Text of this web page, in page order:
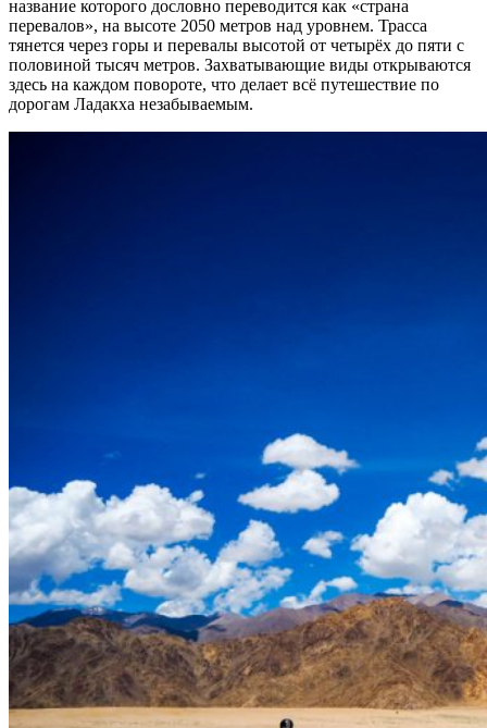
название которого дословно переводится как «страна
перевалов», на высоте 2050 метров над уровнем. Трасса
тянется через горы и перевалы высотой от четырёх до пяти с
половиной тысяч метров. Захватывающие виды открываются
здесь на каждом повороте, что делает всё путешествие по
дорогам Ладакха незабываемым.